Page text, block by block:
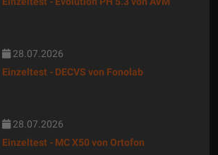
28.07.2026
Einzeltest - DECVS von Fonolab
28.07.2026
Einzeltest - MC X50 von Ortofon